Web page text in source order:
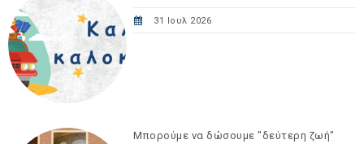
31 Ιουλ 2026
Μπορούμε να δώσουμε "δεύτερη ζωή"